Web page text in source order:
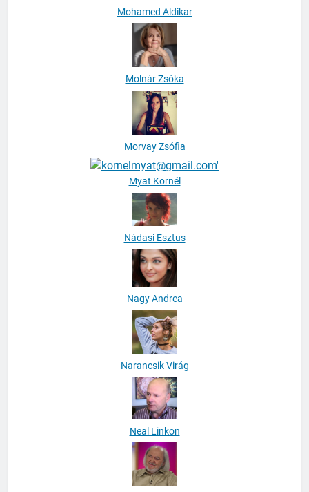
Mohamed Aldikar
Molnár Zsóka
Morvay Zsófia
Myat Kornél
Nádasi Esztus
Nagy Andrea
Narancsik Virág
Neal Linkon